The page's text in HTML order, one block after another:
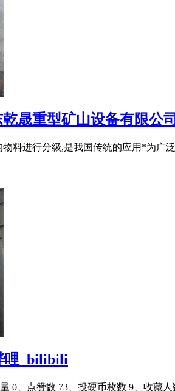
晟重型矿山设备有限公司
料进行分级,是我国传统的应用*为
哩_bilibili
0、点赞数 73、投硬币枚数 9、收藏